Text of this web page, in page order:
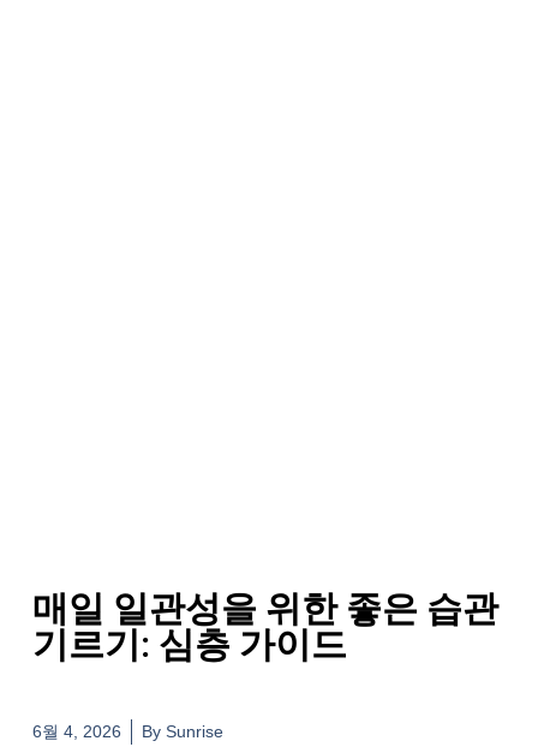
매일 일관성을 위한 좋은 습관
기르기: 심층 가이드
6월 4, 2026 BySunrise